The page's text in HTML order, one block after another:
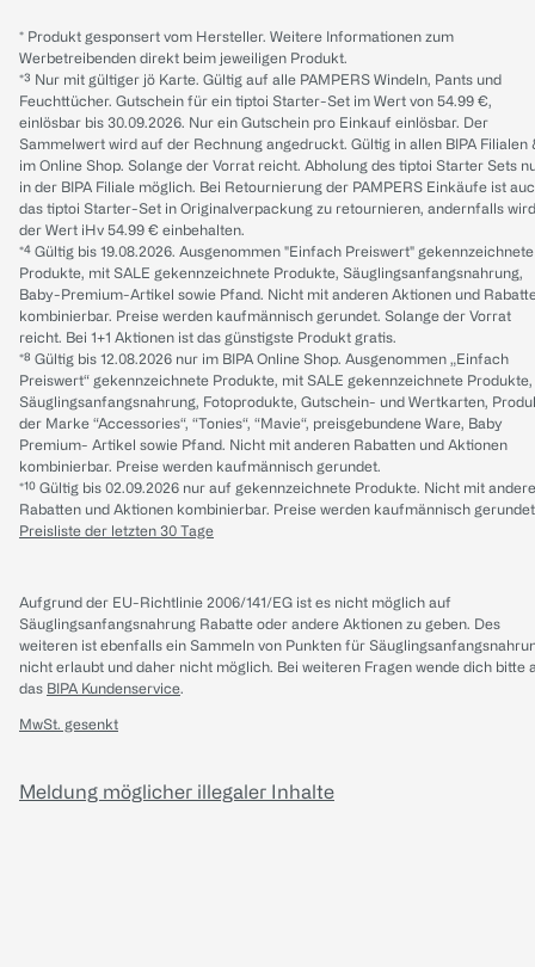
* Produkt gesponsert vom Hersteller. Weitere Informationen zum
Werbetreibenden direkt beim jeweiligen Produkt.
*³ Nur mit gültiger jö Karte. Gültig auf alle PAMPERS Windeln, Pants und
Feuchttücher. Gutschein für ein tiptoi Starter-Set im Wert von 54.99 €,
einlösbar bis 30.09.2026. Nur ein Gutschein pro Einkauf einlösbar. Der
Sammelwert wird auf der Rechnung angedruckt. Gültig in allen BIPA Filialen
im Online Shop. Solange der Vorrat reicht. Abholung des tiptoi Starter Sets
in der BIPA Filiale möglich. Bei Retournierung der PAMPERS Einkäufe ist
das tiptoi Starter-Set in Originalverpackung zu retournieren, andernfalls wird
der Wert iHv 54.99 € einbehalten.
*⁴ Gültig bis 19.08.2026. Ausgenommen "Einfach Preiswert" gekennzeichnete
Produkte, mit SALE gekennzeichnete Produkte, Säuglingsanfangsnahrung,
Baby-Premium-Artikel sowie Pfand. Nicht mit anderen Aktionen und
kombinierbar. Preise werden kaufmännisch gerundet. Solange der Vorrat
reicht. Bei 1+1 Aktionen ist das günstigste Produkt gratis.
*⁸ Gültig bis 12.08.2026 nur im BIPA Online Shop. Ausgenommen „Einfach
Preiswert“ gekennzeichnete Produkte, mit SALE gekennzeichnete Produkte,
Säuglingsanfangsnahrung, Fotoprodukte, Gutschein- und Wertkarten,
der Marke “Accessories“, “Tonies“, “Mavie“, preisgebundene Ware, Baby
Premium- Artikel sowie Pfand. Nicht mit anderen Rabatten und Aktionen
kombinierbar. Preise werden kaufmännisch gerundet.
*¹⁰ Gültig bis 02.09.2026 nur auf gekennzeichnete Produkte. Nicht mit
Rabatten und Aktionen kombinierbar. Preise werden kaufmännisch
Preisliste der letzten 30 Tage
Aufgrund der EU-Richtlinie 2006/141/EG ist es nicht möglich auf
Säuglingsanfangsnahrung Rabatte oder andere Aktionen zu geben. Des
weiteren ist ebenfalls ein Sammeln von Punkten für
nicht erlaubt und daher nicht möglich. Bei weiteren Fragen wende dich bitte
das BIPA Kundenservice.
MwSt. gesenkt
Meldung möglicher illegaler Inhalte